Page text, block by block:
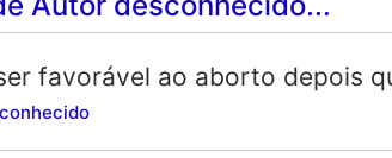
favorável ao aborto depois